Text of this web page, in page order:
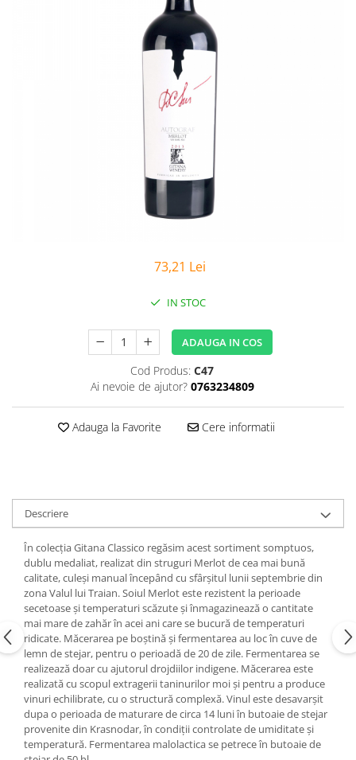
73,21 Lei
IN STOC
ADAUGA IN COS
Cod Produs: C47
Ai nevoie de ajutor? 0763234809
Adauga la Favorite Cere informatii
Descriere
În colecţia Gitana Classico regăsim acest sortiment somptuos,
dublu medaliat, realizat din struguri Merlot de cea mai bună
calitate, culeşi manual începând cu sfârșitul lunii septembrie din
zona Valul lui Traian. Soiul Merlot este rezistent la perioade
secetoase şi temperaturi scăzute şi înmagazinează o cantitate
mai mare de zahăr în acei ani care se bucură de temperaturi
ridicate. Măcerarea pe boștină și fermentarea au loc în cuve de
lemn de stejar, pentru o perioadă de 20 de zile. Fermentarea se
realizează doar cu ajutorul drojdiilor indigene. Măcerarea este
realizată cu scopul extragerii taninurilor moi și pentru a produce
vinuri echilibrate, cu o structură complexă. Vinul este desavarșit
dupa o perioada de maturare de circa 14 luni în butoaie de stejar
provenite din Krasnodar, în condiții controlate de umiditate și
temperatură. Fermentarea malolactica se petrece în butoaie de